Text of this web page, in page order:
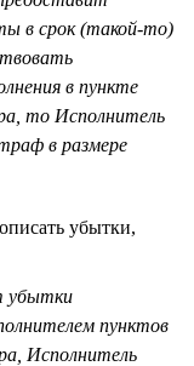
в срок (такой-то)
в пункте
то Исполнитель
в размере
убытки,
убытки
пунктов
Исполнитель